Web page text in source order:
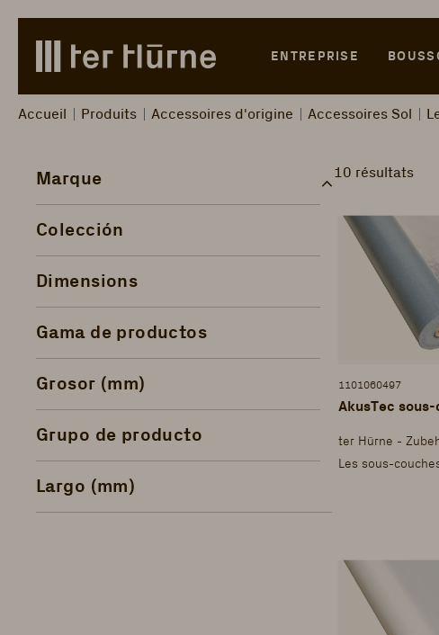
to main content
Skip to search
Skip to main navigation
ENTREPRISE
Accueil Produits Accessoires d'origine Accessoires Sol
Marque
Colección
Dimensions
Gama de productos
Grosor (mm)
Grupo de producto
Largo (mm)
10 résultats
1101060497
ter Hürne -
Les sous-